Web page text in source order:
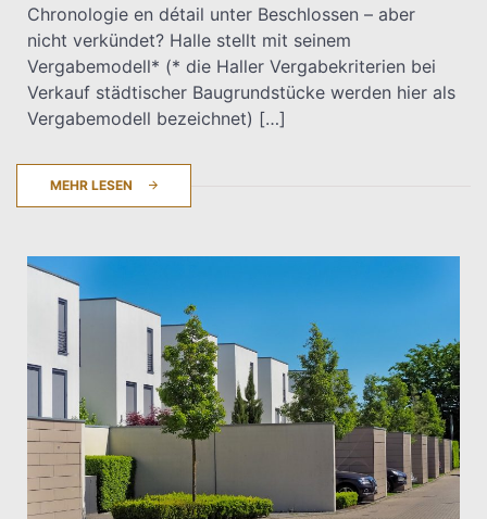
Chronologie en détail unter Beschlossen – aber
nicht verkündet? Halle stellt mit seinem
Vergabemodell* (* die Haller Vergabekriterien bei
Verkauf städtischer Baugrundstücke werden hier als
Vergabemodell bezeichnet) […]
MEHR LESEN